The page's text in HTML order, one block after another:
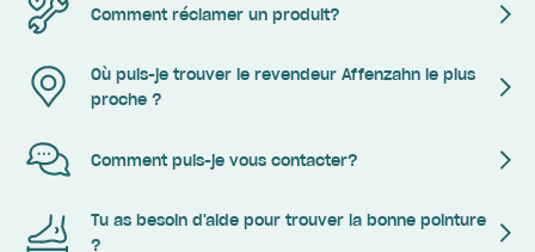
Comment réclamer un produit?
Où puis-je trouver le revendeur Affenzahn le plus
proche ?
Comment puis-je vous contacter?
Tu as besoin d'aide pour trouver la bonne pointure
?